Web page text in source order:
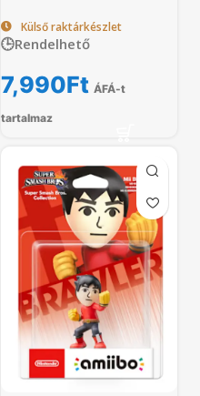
Külső raktárkészlet
🕒Rendelhető
7,990Ft ÁFÁ-t
tartalmaz